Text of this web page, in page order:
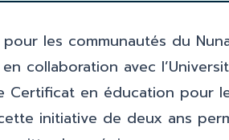
les communautés du
collaboration avec
en éducation pour
initiative de deux ans